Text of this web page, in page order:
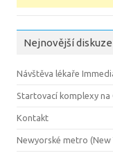
Nejnovější diskuze
Návštěva lékaře
Startovací komplexy na
Kontakt
Newyorské metro (New